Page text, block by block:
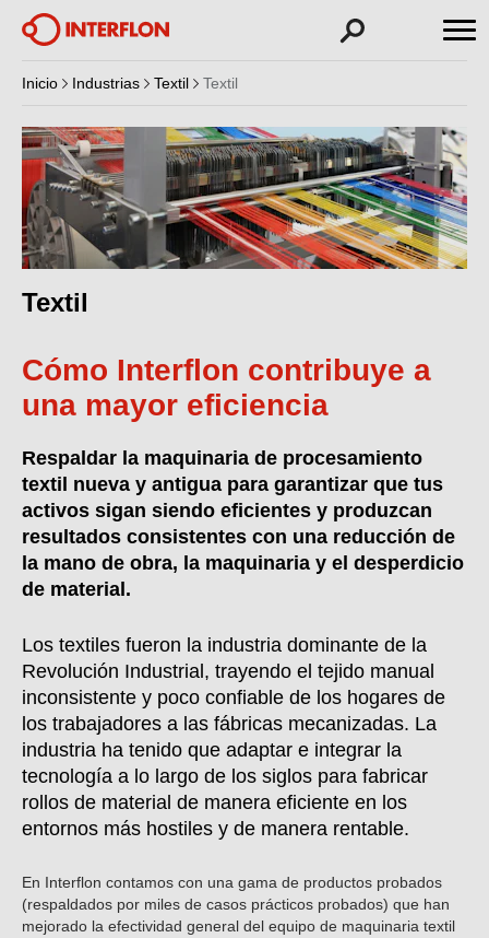
Inicio Industrias Textil Textil
Textil
Cómo Interflon contribuye a
una mayor eficiencia
Respaldar la maquinaria de procesamiento
textil nueva y antigua para garantizar que tus
activos sigan siendo eficientes y produzcan
resultados consistentes con una reducción de
la mano de obra, la maquinaria y el desperdicio
de material.
Los textiles fueron la industria dominante de la
Revolución Industrial, trayendo el tejido manual
inconsistente y poco confiable de los hogares de
los trabajadores a las fábricas mecanizadas. La
industria ha tenido que adaptar e integrar la
tecnología a lo largo de los siglos para fabricar
rollos de material de manera eficiente en los
entornos más hostiles y de manera rentable.
En Interflon contamos con una gama de productos probados
(respaldados por miles de casos prácticos probados) que han
mejorado la efectividad general del equipo de maquinaria textil